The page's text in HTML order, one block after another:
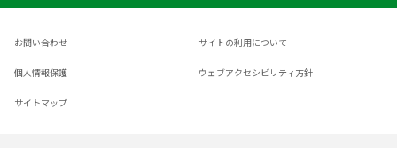
お問い合わせ サイトの利用について
個人情報保護 ウェブアクセシビリティ方針
サイトマップ